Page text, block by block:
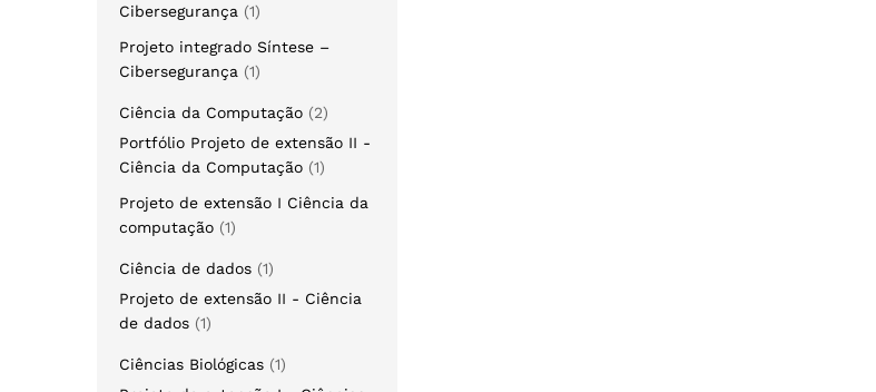
Cibersegurança
1
Projeto integrado Síntese –
Cibersegurança
1
Ciência da Computação
2
Portfólio Projeto de extensão II -
Ciência da Computação
1
Projeto de extensão I Ciência da
computação
1
Ciência de dados
1
Projeto de extensão II - Ciência
de dados
1
Ciências Biológicas
1